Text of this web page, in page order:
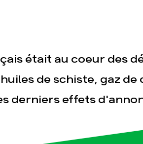
Contact
était au coeur des
de schiste, gaz de
derniers effets